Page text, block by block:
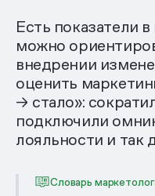
Есть показатели
можно
внедрении
оценить
→ стало»:
подключили
лояльности и так
Словарь